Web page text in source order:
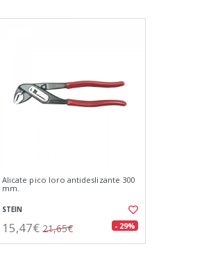
Alicate pico loro antideslizante 300
mm.
STEIN
15,47€ 21,65€ - 29%